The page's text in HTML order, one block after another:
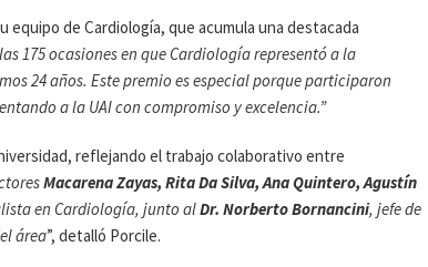
de Cardiología, que acumula una destacada
175 ocasiones en que Cardiología representó a la
24 años. Este premio es especial porque participaron
a la UAI con compromiso y excelencia.”
reflejando el trabajo colaborativo entre
Macarena Zayas, Rita Da Silva, Ana Quintero, Agustín
en Cardiología, junto alDr. Norberto Bornancini, jefe de
área”, detalló Porcile.